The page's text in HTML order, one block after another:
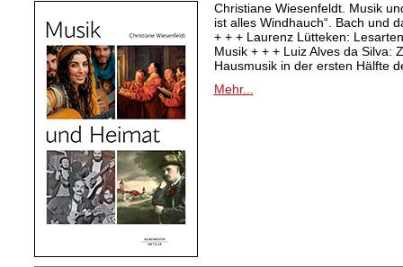
Christiane Wiesenfeldt. Musik
ist alles Windhauch“. Bach und
+ + + Laurenz Lütteken:
Musik + + + Luiz Alves da Silva:
Hausmusik in der ersten Hälfte
Mehr...